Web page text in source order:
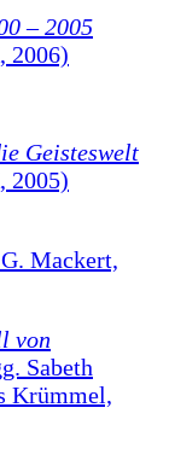
– 2005
2006)
Geisteswelt
2005)
Mackert,
von
Sabeth
Krümmel,